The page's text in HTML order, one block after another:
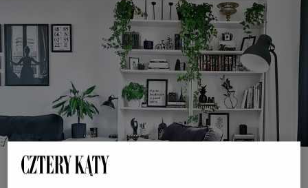
(fot. Instagram @budgethomeinteriordesign)